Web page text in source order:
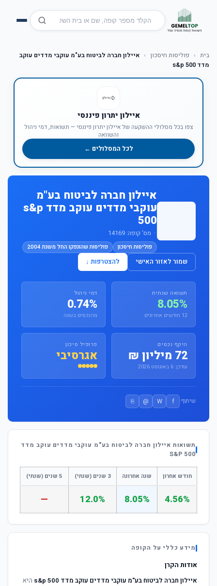
בית › פוליסות חיסכון › איילון חברה לביטוח בע"מ עוקבי מדדים עוקב
מדד s&p 500
איילון יתרון פיננסי
צפו בכל מסלולי ההשקעה של איילון יתרון פיננסי — תשואות, דמי ניהול
והשוואה
לכל המסלולים ←
איילון חברה לביטוח בע"מ
עוקבי מדדים עוקב מדד s&p
500
· מס' קופה: 14169
פוליסות חיסכון פוליסות שהונפקו החל משנת 2004
שמור לאזור האישי להצטרפות ↓
תשואה שנתית
8.05%
12 חודשים אחרונים
דמי ניהול
0.74%
מהנכסים בשנה
היקף נכסים
72 מיליון ₪
עודכן: 6 באוגוסט 2026
פרופיל סיכון
אגרסיבי
שיתוף: f
W
@
⎘
תשואות איילון חברה לביטוח בע"מ עוקבי מדדים עוקב מדד
S&P 500
חודש אחרון שנה אחרונה 3 שנים (שנתי) 5 שנים (שנתי)
4.56%
8.05%
12.0%
—
מידע כללי על הקופה
אודות הקרן
איילון חברה לביטוח בע"מ עוקבי מדדים עוקב מדד s&p 500
היא